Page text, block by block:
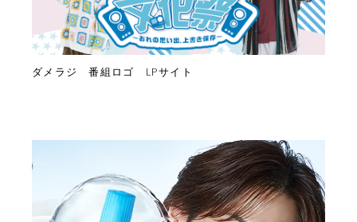
ダメラジ 番組ロゴ LPサイト